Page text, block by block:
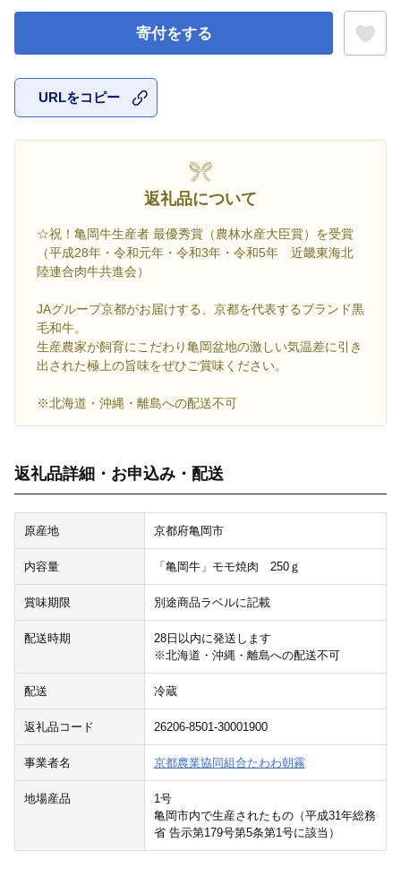
寄付をする
URLをコピー
返礼品について
☆祝！亀岡牛生産者 最優秀賞（農林水産大臣賞）を受賞
（平成28年・令和元年・令和3年・令和5年 近畿東海北
陸連合肉牛共進会）
JAグループ京都がお届けする、京都を代表するブランド黒
毛和牛。
生産農家が飼育にこだわり亀岡盆地の激しい気温差に引き
出された極上の旨味をぜひご賞味ください。
※北海道・沖縄・離島への配送不可
返礼品詳細・お申込み・配送
原産地 京都府亀岡市
内容量 「亀岡牛」モモ焼肉 250ｇ
賞味期限 別途商品ラベルに記載
配送時期
28日以内に発送します
※北海道・沖縄・離島への配送不可
配送 冷蔵
返礼品コード 26206-8501-30001900
事業者名 京都農業協同組合たわわ朝霧
地場産品
1号
亀岡市内で生産されたもの（平成31年総務
省 告示第179号第5条第1号に該当）